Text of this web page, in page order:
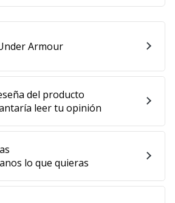
producto
del producto
leer tu opinión
lo que quieras
Armour